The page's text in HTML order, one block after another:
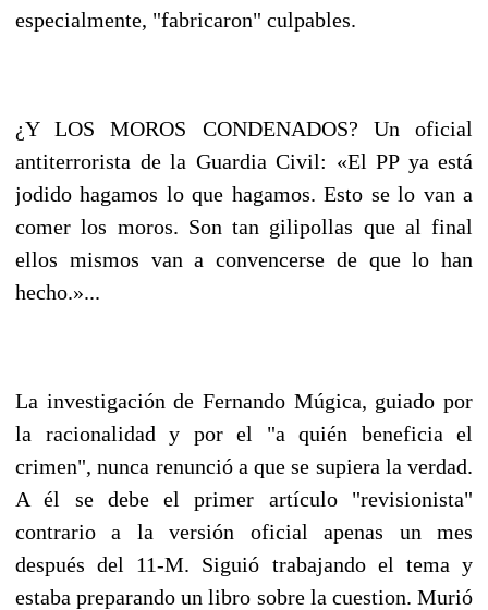
especialmente, "fabricaron" culpables.
¿Y LOS MOROS CONDENADOS? Un oficial
antiterrorista de la Guardia Civil: «El PP ya está
jodido hagamos lo que hagamos. Esto se lo van a
comer los moros. Son tan gilipollas que al final
ellos mismos van a convencerse de que lo han
hecho.»...
La investigación de Fernando Múgica, guiado por
la racionalidad y por el "a quién beneficia el
crimen", nunca renunció a que se supiera la verdad.
A él se debe el primer artículo "revisionista"
contrario a la versión oficial apenas un mes
después del 11-M. Siguió trabajando el tema y
estaba preparando un libro sobre la cuestion. Murió